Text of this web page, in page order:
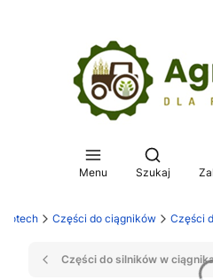
Menu
Otwórz
Szukaj
Części do ciągników
Części do silników w